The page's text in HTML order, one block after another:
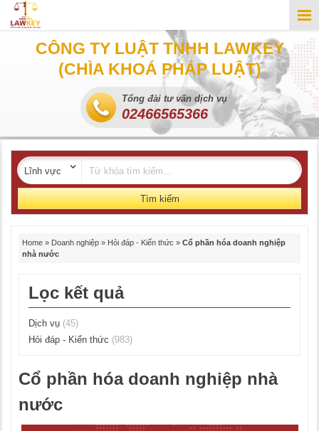
CÔNG TY LUẬT TNHH LAWKEY
(CHÌA KHOÁ PHÁP LUẬT)
Tổng đài tư vấn dịch vụ
02466565366
Tìm kiếm
Home » Doanh nghiệp » Hỏi đáp - Kiến thức » Cổ phần hóa doanh nghiệp
nhà nước
Lọc kết quả
Dịch vụ (45)
Hỏi đáp - Kiến thức (983)
Cổ phần hóa doanh nghiệp nhà
nước